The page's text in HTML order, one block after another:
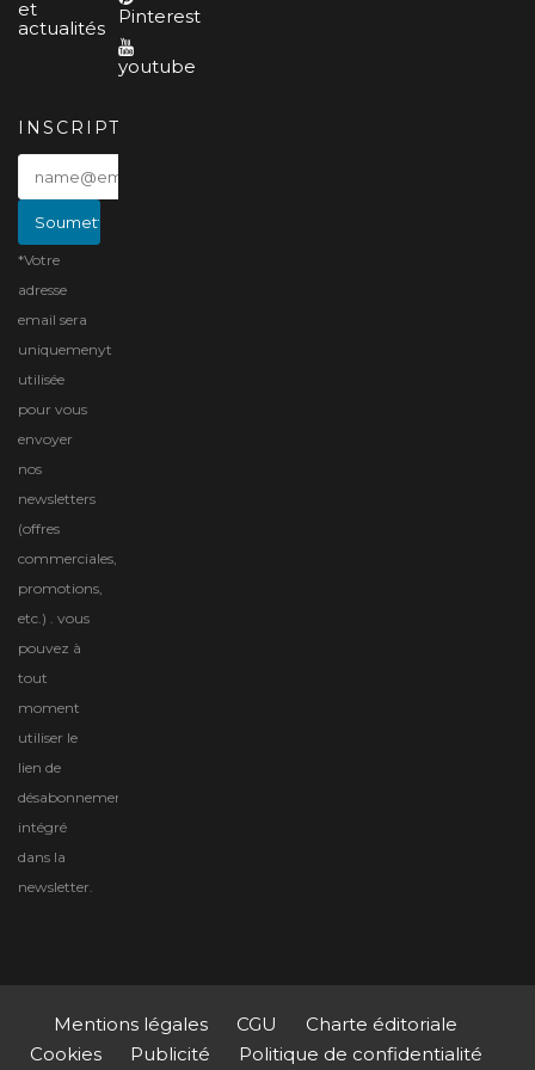
et
actualités
Pinterest
youtube
INSCRIPTION
*Votre
adresse
email sera
uniquemenyt
utilisée
pour vous
envoyer
nos
newsletters
(offres
commerciales,
promotions,
etc.) . vous
pouvez à
tout
moment
utiliser le
lien de
désabonnement
intégré
dans la
newsletter.
Mentions légales CGU
Charte éditoriale
Cookies
Publicité Politique de confidentialité